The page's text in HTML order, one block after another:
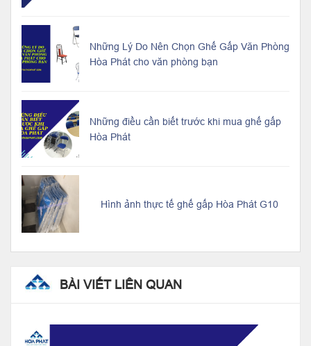
Những Lý Do Nên Chọn Ghế Gấp Văn Phòng
Hòa Phát cho văn phòng bạn
Những điều cần biết trước khi mua ghế gấp
Hòa Phát
Hình ảnh thực tế ghế gấp Hòa Phát G10
BÀI VIẾT LIÊN QUAN